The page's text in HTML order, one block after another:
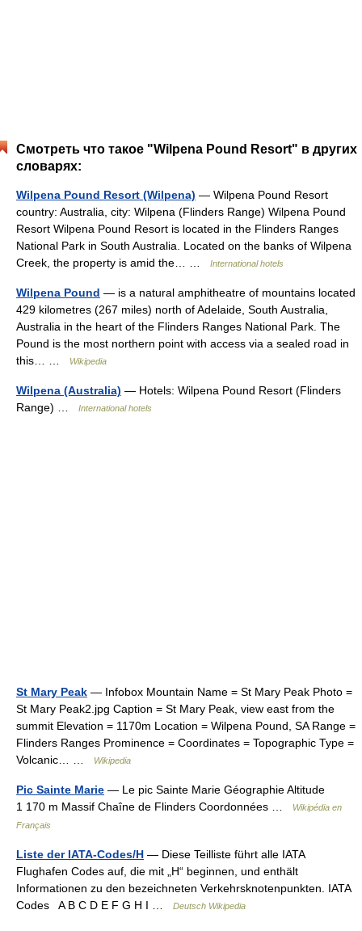
Смотреть что такое "Wilpena Pound Resort" в других
словарях:
Wilpena Pound Resort (Wilpena) — Wilpena Pound Resort
country: Australia, city: Wilpena (Flinders Range) Wilpena Pound
Resort Wilpena Pound Resort is located in the Flinders Ranges
National Park in South Australia. Located on the banks of Wilpena
Creek, the property is amid the… …
International hotels
Wilpena Pound — is a natural amphitheatre of mountains located
429 kilometres (267 miles) north of Adelaide, South Australia,
Australia in the heart of the Flinders Ranges National Park. The
Pound is the most northern point with access via a sealed road in
this… …
Wikipedia
Wilpena (Australia) — Hotels: Wilpena Pound Resort (Flinders
Range) …
International hotels
St Mary Peak — Infobox Mountain Name = St Mary Peak Photo =
St Mary Peak2.jpg Caption = St Mary Peak, view east from the
summit Elevation = 1170m Location = Wilpena Pound, SA Range =
Flinders Ranges Prominence = Coordinates = Topographic Type =
Volcanic… …
Wikipedia
Pic Sainte Marie — Le pic Sainte Marie Géographie Altitude
1 170 m Massif Chaîne de Flinders Coordonnées …
Wikipédia en
Français
Liste der IATA-Codes/H — Diese Teilliste führt alle IATA
Flughafen Codes auf, die mit „H“ beginnen, und enthält
Informationen zu den bezeichneten Verkehrsknotenpunkten. IATA
Codes A B C D E F G H I …
Deutsch Wikipedia